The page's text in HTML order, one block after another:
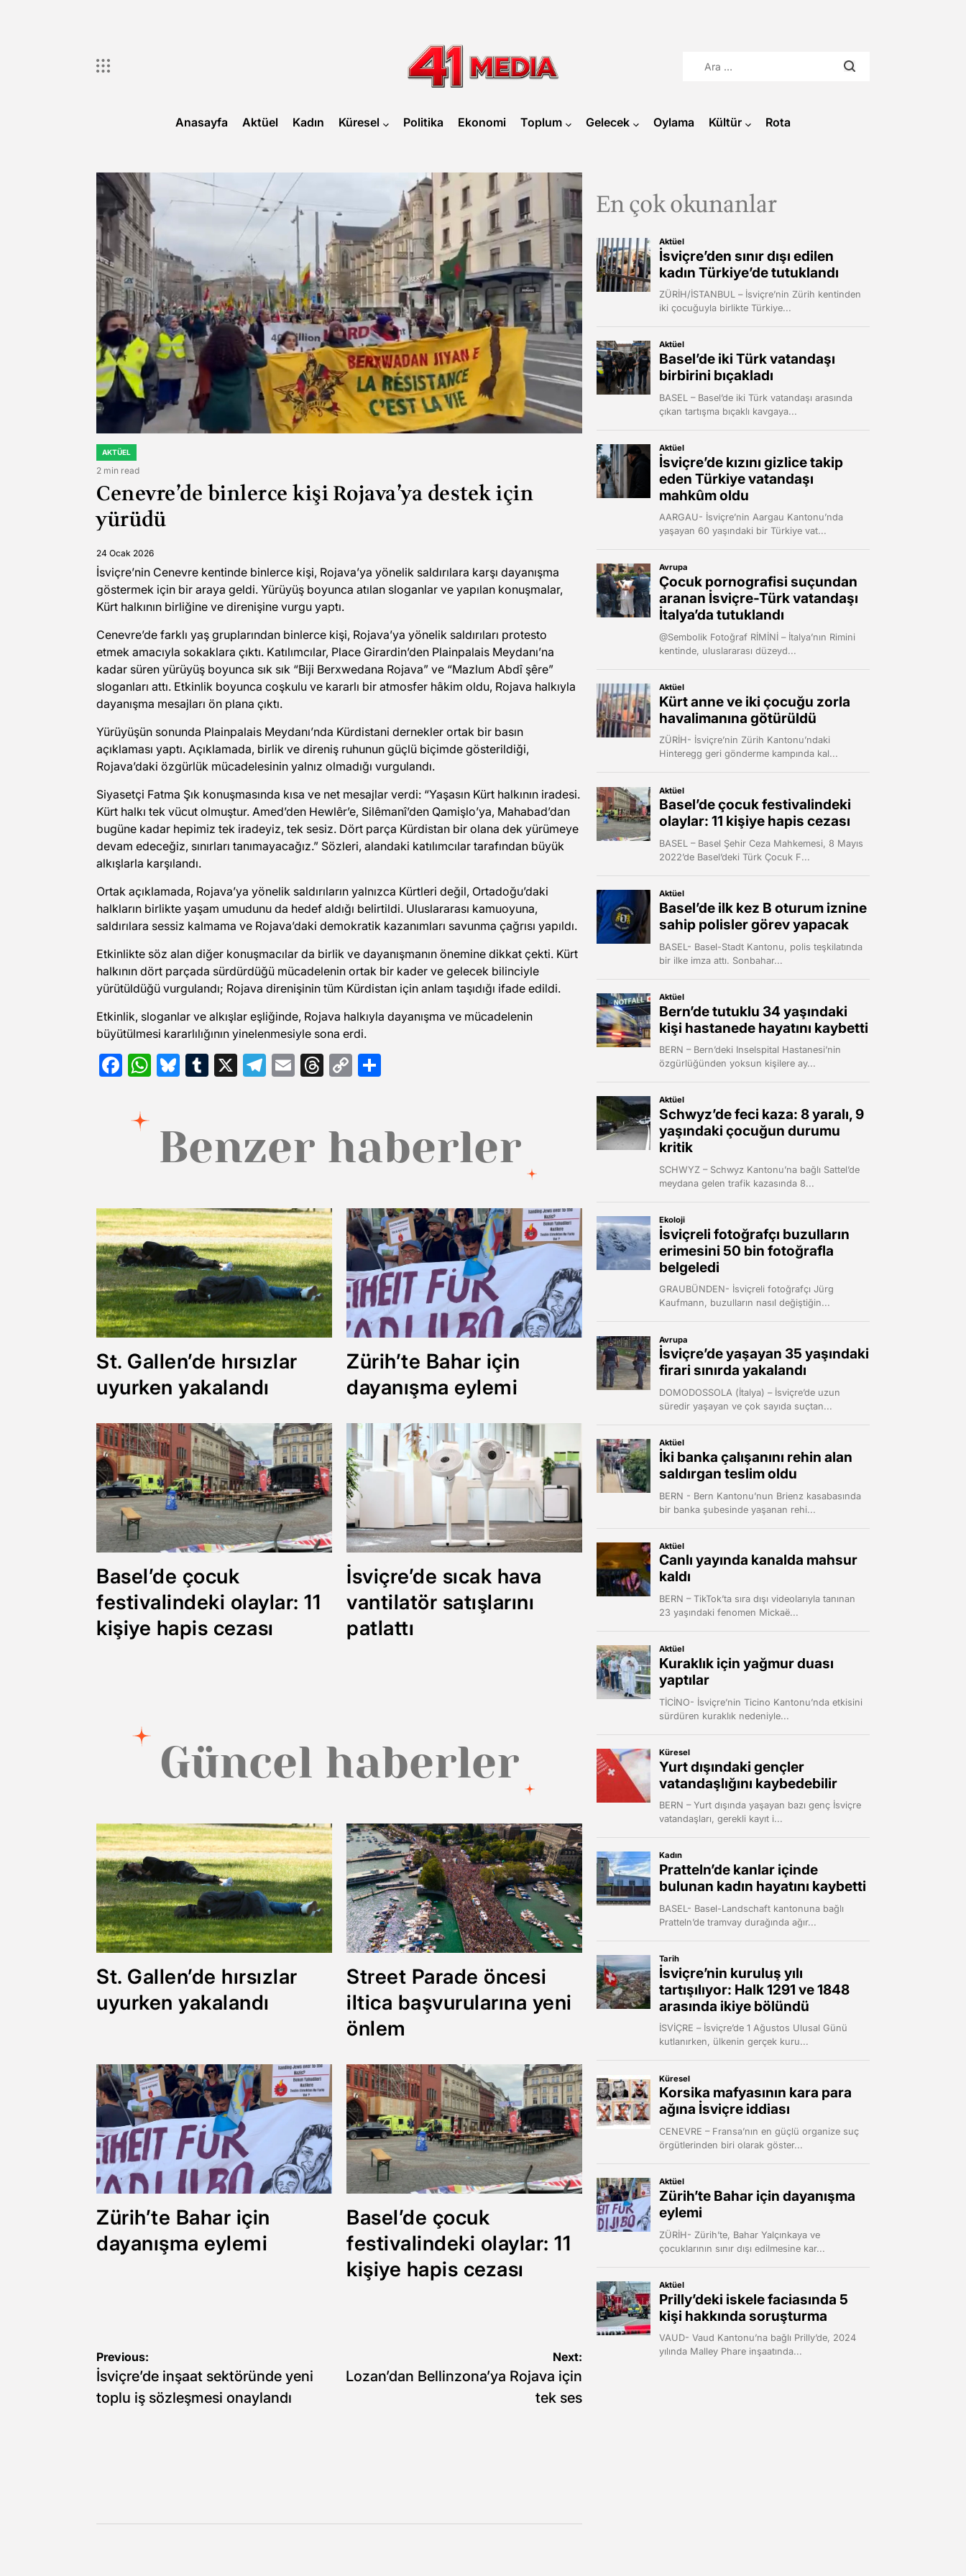
Arama:
Anasayfa Aktüel Kadın Küresel Politika Ekonomi Toplum Gelecek Oylama Kültür Rota
POSTED
IN
AKTÜEL
Estimated
read
time
2 min read
Cenevre’de binlerce kişi Rojava’ya destek için
yürüdü
24 Ocak 2026
İsviçre’nin Cenevre kentinde binlerce kişi, Rojava’ya yönelik saldırılara karşı dayanışma
göstermek için bir araya geldi. Yürüyüş boyunca atılan sloganlar ve yapılan konuşmalar,
Kürt halkının birliğine ve direnişine vurgu yaptı.
Cenevre’de farklı yaş gruplarından binlerce kişi, Rojava’ya yönelik saldırıları protesto
etmek amacıyla sokaklara çıktı. Katılımcılar, Place Girardin’den Plainpalais Meydanı’na
kadar süren yürüyüş boyunca sık sık “Biji Berxwedana Rojava” ve “Mazlum Abdî şêre”
sloganları attı. Etkinlik boyunca coşkulu ve kararlı bir atmosfer hâkim oldu, Rojava halkıyla
dayanışma mesajları ön plana çıktı.
Yürüyüşün sonunda Plainpalais Meydanı’nda Kürdistani dernekler ortak bir basın
açıklaması yaptı. Açıklamada, birlik ve direniş ruhunun güçlü biçimde gösterildiği,
Rojava’daki özgürlük mücadelesinin yalnız olmadığı vurgulandı.
Siyasetçi Fatma Şık konuşmasında kısa ve net mesajlar verdi: “Yaşasın Kürt halkının iradesi.
Kürt halkı tek vücut olmuştur. Amed’den Hewlêr’e, Silêmanî’den Qamişlo’ya, Mahabad’dan
bugüne kadar hepimiz tek iradeyiz, tek sesiz. Dört parça Kürdistan bir olana dek yürümeye
devam edeceğiz, sınırları tanımayacağız.” Sözleri, alandaki katılımcılar tarafından büyük
alkışlarla karşılandı.
Ortak açıklamada, Rojava’ya yönelik saldırıların yalnızca Kürtleri değil, Ortadoğu’daki
halkların birlikte yaşam umudunu da hedef aldığı belirtildi. Uluslararası kamuoyuna,
saldırılara sessiz kalmama ve Rojava’daki demokratik kazanımları savunma çağrısı yapıldı.
Etkinlikte söz alan diğer konuşmacılar da birlik ve dayanışmanın önemine dikkat çekti. Kürt
halkının dört parçada sürdürdüğü mücadelenin ortak bir kader ve gelecek bilinciyle
yürütüldüğü vurgulandı; Rojava direnişinin tüm Kürdistan için anlam taşıdığı ifade edildi.
Etkinlik, sloganlar ve alkışlar eşliğinde, Rojava halkıyla dayanışma ve mücadelenin
büyütülmesi kararlılığının yinelenmesiyle sona erdi.
Facebook
WhatsApp
Bluesky
Tumblr
X Telegram
EmailThreads
Copy
Benzer haberler
St. Gallen’de hırsızlar
uyurken yakalandı
Zürih’te Bahar için
dayanışma eylemi
Basel’de çocuk
festivalindeki olaylar: 11
kişiye hapis cezası
İsviçre’de sıcak hava
vantilatör satışlarını
patlattı
Güncel haberler
St. Gallen’de hırsızlar
uyurken yakalandı
Street Parade öncesi
iltica başvurularına yeni
önlem
Zürih’te Bahar için
dayanışma eylemi
Basel’de çocuk
festivalindeki olaylar: 11
kişiye hapis cezası
Yazı
gezinmesi
Previous:
İsviçre’de inşaat sektöründe yeni
toplu iş sözleşmesi onaylandı
Next:
Lozan’dan Bellinzona’ya Rojava için
tek ses
En çok okunanlar